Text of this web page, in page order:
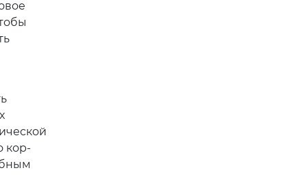
кор-